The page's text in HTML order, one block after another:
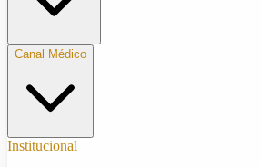
Canal Médico
Institucional